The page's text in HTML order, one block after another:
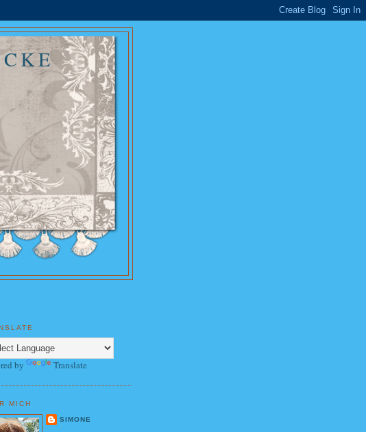
by Translate
MICH
SIMONE